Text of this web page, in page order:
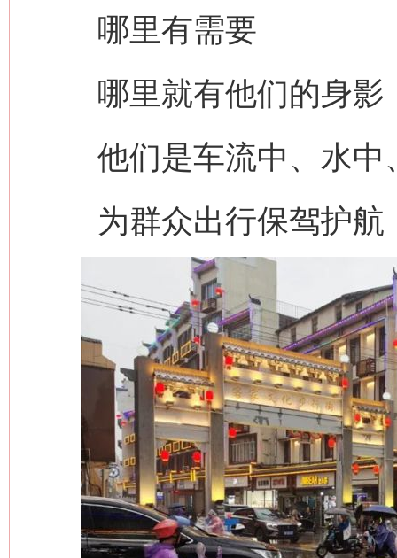
哪里有需要
哪里就有他们的身影
他们是车流中、水中
为群众出行保驾护航